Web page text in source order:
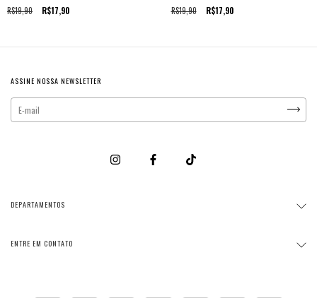
R$19,90 R$17,90 R$19,90 R$17,90
ASSINE NOSSA NEWSLETTER
DEPARTAMENTOS
ENTRE EM CONTATO